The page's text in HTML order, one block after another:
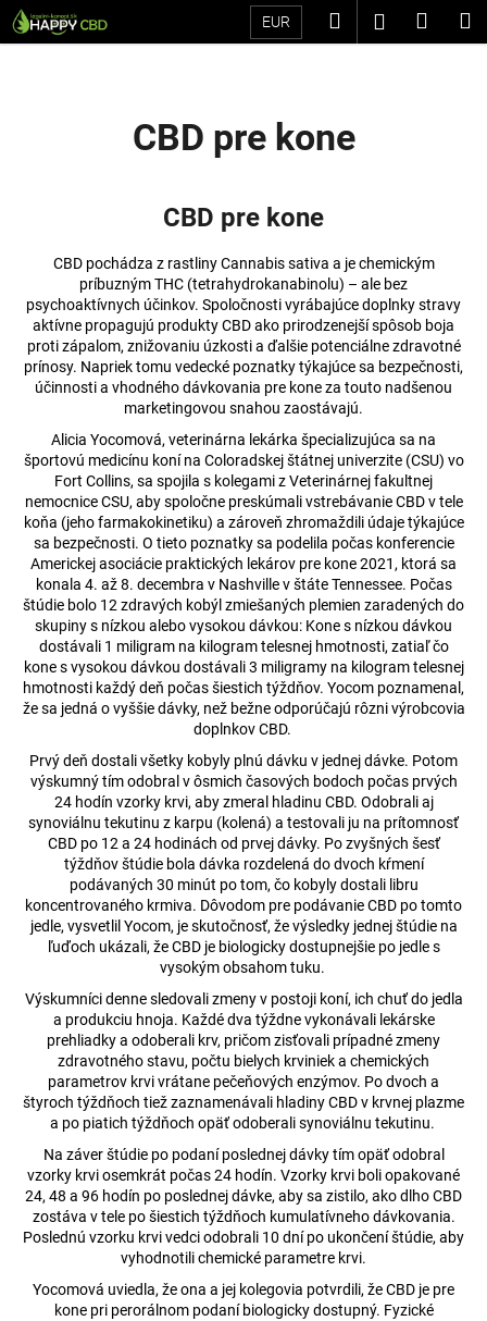
Prejsť
na
EUR Hľadať
CBD pre kone
CBD pre kone
CBD pochádza z rastliny Cannabis sativa a je chemickým
príbuzným THC (tetrahydrokanabinolu) – ale bez
psychoaktívnych účinkov. Spoločnosti vyrábajúce doplnky stravy
aktívne propagujú produkty CBD ako prirodzenejší spôsob boja
proti zápalom, znižovaniu úzkosti a ďalšie potenciálne zdravotné
prínosy. Napriek tomu vedecké poznatky týkajúce sa bezpečnosti,
účinnosti a vhodného dávkovania pre kone za touto nadšenou
marketingovou snahou zaostávajú.
Alicia Yocomová, veterinárna lekárka špecializujúca sa na
športovú medicínu koní na Coloradskej štátnej univerzite (CSU) vo
Fort Collins, sa spojila s kolegami z Veterinárnej fakultnej
nemocnice CSU, aby spoločne preskúmali vstrebávanie CBD v tele
koňa (jeho farmakokinetiku) a zároveň zhromaždili údaje týkajúce
sa bezpečnosti. O tieto poznatky sa podelila počas konferencie
Americkej asociácie praktických lekárov pre kone 2021, ktorá sa
konala 4. až 8. decembra v Nashville v štáte Tennessee. Počas
štúdie bolo 12 zdravých kobýl zmiešaných plemien zaradených do
skupiny s nízkou alebo vysokou dávkou: Kone s nízkou dávkou
dostávali 1 miligram na kilogram telesnej hmotnosti, zatiaľ čo
kone s vysokou dávkou dostávali 3 miligramy na kilogram telesnej
hmotnosti každý deň počas šiestich týždňov. Yocom poznamenal,
že sa jedná o vyššie dávky, než bežne odporúčajú rôzni výrobcovia
doplnkov CBD.
Prvý deň dostali všetky kobyly plnú dávku v jednej dávke. Potom
výskumný tím odobral v ôsmich časových bodoch počas prvých
24 hodín vzorky krvi, aby zmeral hladinu CBD. Odobrali aj
synoviálnu tekutinu z karpu (kolená) a testovali ju na prítomnosť
CBD po 12 a 24 hodinách od prvej dávky. Po zvyšných šesť
týždňov štúdie bola dávka rozdelená do dvoch kŕmení
podávaných 30 minút po tom, čo kobyly dostali libru
koncentrovaného krmiva. Dôvodom pre podávanie CBD po tomto
jedle, vysvetlil Yocom, je skutočnosť, že výsledky jednej štúdie na
ľuďoch ukázali, že CBD je biologicky dostupnejšie po jedle s
vysokým obsahom tuku.
Výskumníci denne sledovali zmeny v postoji koní, ich chuť do jedla
a produkciu hnoja. Každé dva týždne vykonávali lekárske
prehliadky a odoberali krv, pričom zisťovali prípadné zmeny
zdravotného stavu, počtu bielych krviniek a chemických
parametrov krvi vrátane pečeňových enzýmov. Po dvoch a
štyroch týždňoch tiež zaznamenávali hladiny CBD v krvnej plazme
a po piatich týždňoch opäť odoberali synoviálnu tekutinu.
Na záver štúdie po podaní poslednej dávky tím opäť odobral
vzorky krvi osemkrát počas 24 hodín. Vzorky krvi boli opakované
24, 48 a 96 hodín po poslednej dávke, aby sa zistilo, ako dlho CBD
zostáva v tele po šiestich týždňoch kumulatívneho dávkovania.
Poslednú vzorku krvi vedci odobrali 10 dní po ukončení štúdie, aby
vyhodnotili chemické parametre krvi.
Yocomová uviedla, že ona a jej kolegovia potvrdili, že CBD je pre
kone pri perorálnom podaní biologicky dostupný. Fyzické
K
o
b
u
j
e
á
s
ť
HĽADAŤ
O
o
a
CBD
KVĚTY
ORANGE
BUD
17%
€5,49